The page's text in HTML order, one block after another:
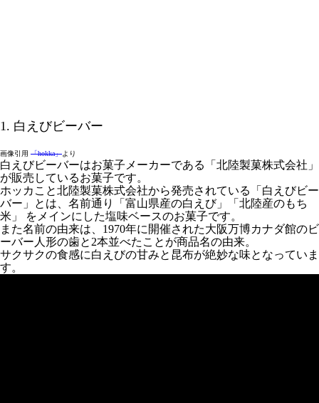
1. 白えびビーバー
画像引用 「hokka」より
白えびビーバーはお菓子メーカーである「北陸製菓株式会社」
が販売しているお菓子です。
ホッカこと北陸製菓株式会社から発売されている「白えびビー
バー」とは、名前通り「富山県産の白えび」「北陸産のもち
米」 をメインにした塩味ベースのお菓子です。
また名前の由来は、1970年に開催された大阪万博カナダ館のビ
ーバー人形の歯と2本並べたことが商品名の由来。
サクサクの食感に白えびの甘みと昆布が絶妙な味となっていま
す。